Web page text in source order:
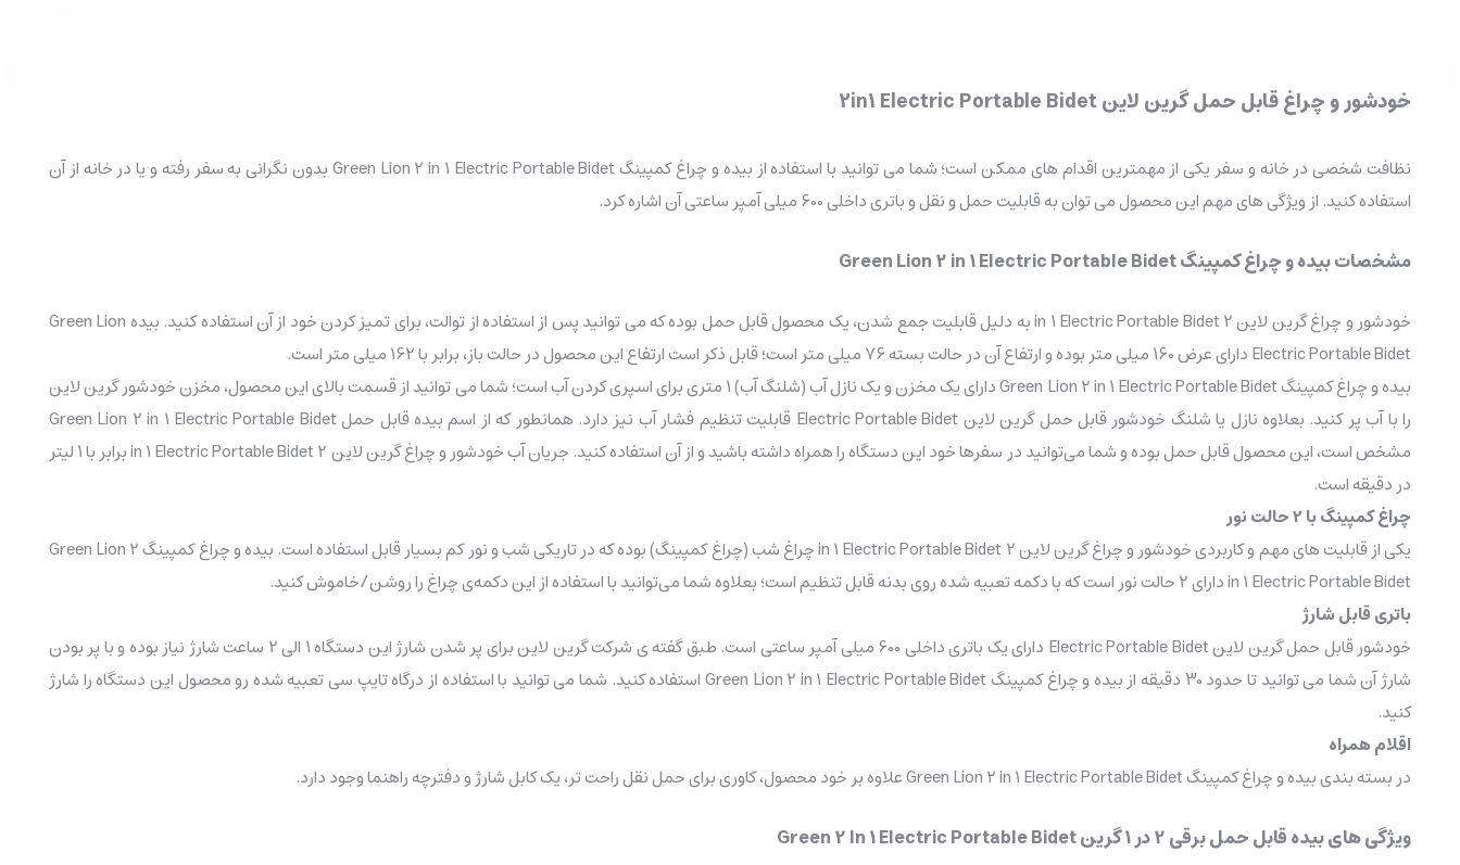
خودشور و چراغ قابل حمل گرین لاین 2in1 Electric Portable Bidet
نظافت شخصی در خانه و سفر یکی از مهمترین اقدام های ممکن است؛ شما می توانید با استفاده از بیده و چراغ کمپینگ Green Lion 2 in 1 Electric Portable Bidet بدون نگرانی به سفر رفته و یا در خانه از آن
استفاده کنید. از ویژگی های مهم این محصول می توان به قابلیت حمل و نقل و باتری داخلی 600 میلی آمپر ساعتی آن اشاره کرد.
مشخصات بیده و چراغ کمپینگ Green Lion 2 in 1 Electric Portable Bidet
خودشور و چراغ گرین لاین 2 in 1 Electric Portable Bidet به دلیل قابلیت جمع شدن، یک محصول قابل حمل بوده که می توانید پس از استفاده از توالت، برای تمیز کردن خود از آن استفاده کنید. بیده Green Lion
Electric Portable Bidet دارای عرض 160 میلی متر بوده و ارتفاع آن در حالت بسته 76 میلی متر است؛ قابل ذکر است ارتفاع این محصول در حالت باز، برابر با 162 میلی متر است.
بیده و چراغ کمپینگ Green Lion 2 in 1 Electric Portable Bidet دارای یک مخزن و یک نازل آب (شلنگ آب) 1 متری برای اسپری کردن آب است؛ شما می توانید از قسمت بالای این محصول، مخزن خودشور گرین لاین
را با آب پر کنید. بعلاوه نازل یا شلنگ خودشور قابل حمل گرین لاین Electric Portable Bidet قابلیت تنظیم فشار آب نیز دارد. همانطور که از اسم بیده قابل حمل Green Lion 2 in 1 Electric Portable Bidet
مشخص است، این محصول قابل حمل بوده و شما می‌توانید در سفرها خود این دستگاه را همراه داشته باشید و از آن استفاده کنید. جریان آب خودشور و چراغ گرین لاین 2 in 1 Electric Portable Bidet برابر با 1 لیتر
در دقیقه است.
چراغ کمپینگ با 2 حالت نور
یکی از قابلیت های مهم و کاربردی خودشور و چراغ گرین لاین 2 in 1 Electric Portable Bidet چراغ شب (چراغ کمپینگ) بوده که در تاریکی شب و نور کم بسیار قابل استفاده است. بیده و چراغ کمپینگ Green Lion 2
in 1 Electric Portable Bidet دارای 2 حالت نور است که با دکمه تعبیه شده روی بدنه قابل تنظیم است؛ بعلاوه شما می‌توانید با استفاده از این دکمه‌ی چراغ را روشن/خاموش کنید.
باتری قابل شارژ
خودشور قابل حمل گرین لاین Electric Portable Bidet دارای یک باتری داخلی 600 میلی آمپر ساعتی است. طبق گفته ی شرکت گرین لاین برای پر شدن شارژ این دستگاه 1 الی 2 ساعت شارژ نیاز بوده و با پر بودن
شارژ آن شما می توانید تا حدود 30 دقیقه از بیده و چراغ کمپینگ Green Lion 2 in 1 Electric Portable Bidet استفاده کنید. شما می توانید با استفاده از درگاه تایپ سی تعبیه شده رو محصول این دستگاه را شارژ
کنید.
اقلام همراه
در بسته بندی بیده و چراغ کمپینگ Green Lion 2 in 1 Electric Portable Bidet علاوه بر خود محصول، کاوری برای حمل نقل راحت تر، یک کابل شارژ و دفترچه راهنما وجود دارد.
ویژگی های بیده قابل حمل برقی 2 در 1 گرین Green 2 In 1 Electric Portable Bidet